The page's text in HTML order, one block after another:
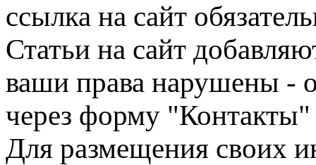
ссылка на сайт
Статьи на сайт
ваши права нарушены -
через форму "Контакты"
Для размещения своих